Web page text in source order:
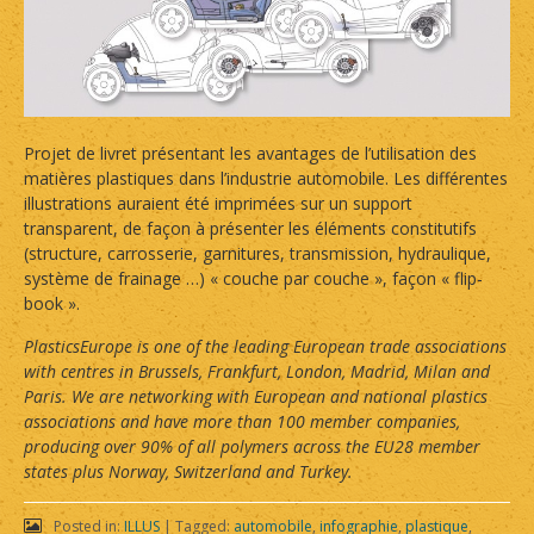
Projet de livret présentant les avantages de l’utilisation des
matières plastiques dans l’industrie automobile. Les différentes
illustrations auraient été imprimées sur un support
transparent, de façon à présenter les éléments constitutifs
(structure, carrosserie, garnitures, transmission, hydraulique,
système de frainage …) « couche par couche », façon « flip-
book ».
PlasticsEurope is one of the leading European trade associations
with centres in Brussels, Frankfurt, London, Madrid, Milan and
Paris. We are networking with European and national plastics
associations and have more than 100 member companies,
producing over 90% of all polymers across the EU28 member
states plus Norway, Switzerland and Turkey.
Posted in:ILLUS |Tagged: automobile, infographie,plastique,